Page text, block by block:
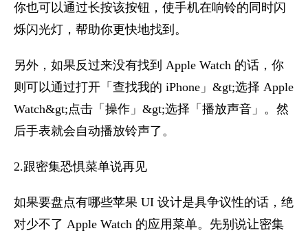
你也可以通过长按该按钮，使手机在响铃的同时闪
烁闪光灯，帮助你更快地找到。
另外，如果反过来没有找到 Apple Watch 的话，你
则可以通过打开「查找我的 iPhone」&gt;选择 Apple
Watch&gt;点击「操作」&gt;选择「播放声音」。然
后手表就会自动播放铃声了。
2.跟密集恐惧菜单说再见
如果要盘点有哪些苹果 UI 设计是具争议性的话，绝
对少不了 Apple Watch 的应用菜单。先别说让密集